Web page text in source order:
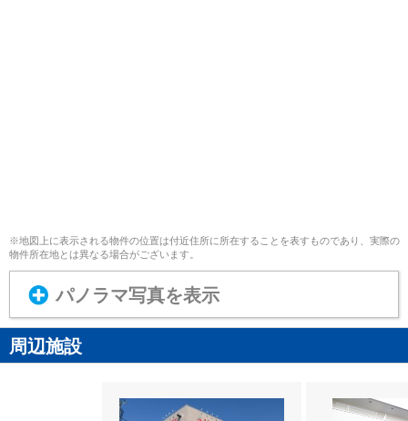
※地図上に表示される物件の位置は付近住所に所在することを表すものであり、実際の
物件所在地とは異なる場合がございます。
パノラマ写真を表示
周辺施設